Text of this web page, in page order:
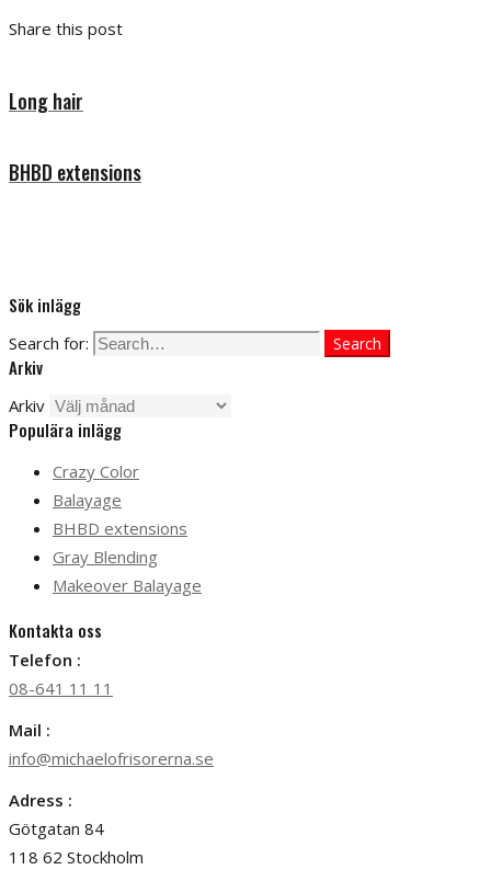
Share this post
Long hair
BHBD extensions
Sök inlägg
Search for: Search
Arkiv
Arkiv
Populära inlägg
Crazy Color
Balayage
BHBD extensions
Gray Blending
Makeover Balayage
Kontakta oss
Telefon :
08-641 11 11
Mail :
info@michaelofrisorerna.se
Adress :
Götgatan 84
118 62 Stockholm